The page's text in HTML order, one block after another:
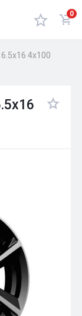
0
6.5x16 4x100